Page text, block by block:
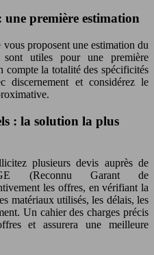
une première estimation
proposent une estimation du
utiles pour une première
compte la totalité des spécificités
discernement et considérez le
: la solution la plus
plusieurs devis auprès de
(Reconnu Garant de
les offres, en vérifiant la
matériaux utilisés, les délais, les
Un cahier des charges précis
et assurera une meilleure